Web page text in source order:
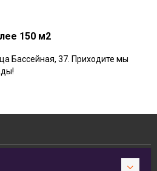
150 м2
Бассейная, 37. Приходите мы